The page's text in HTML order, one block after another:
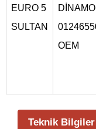
EURO 5
SULTAN
OEM
Teknik Bilgiler